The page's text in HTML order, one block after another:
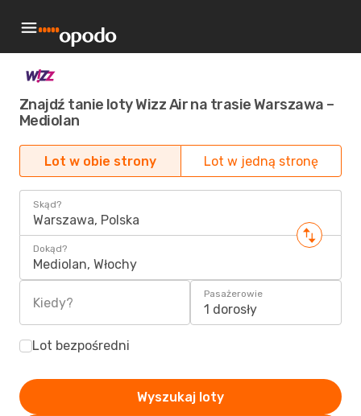
Znajdź tanie loty Wizz Air na trasie Warszawa –
Mediolan
Lot w obie strony Lot w jedną stronę
Skąd?
Warszawa, Polska
Dokąd?
Mediolan, Włochy
Kiedy?
Pasażerowie
1 dorosły
Lot bezpośredni
Wyszukaj loty